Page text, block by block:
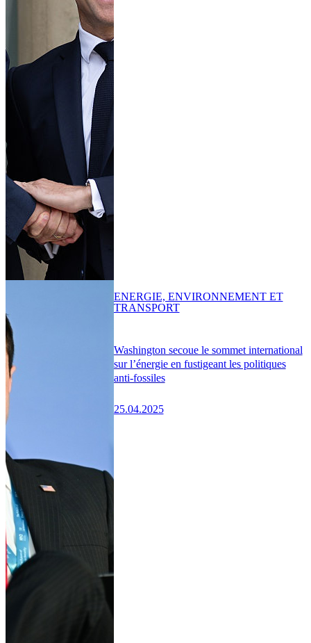
Washington secoue le sommet international
sur l’énergie en fustigeant les politiques
anti-fossiles
25.04.2025
ENERGIE, ENVIRONNEMENT ET
TRANSPORT